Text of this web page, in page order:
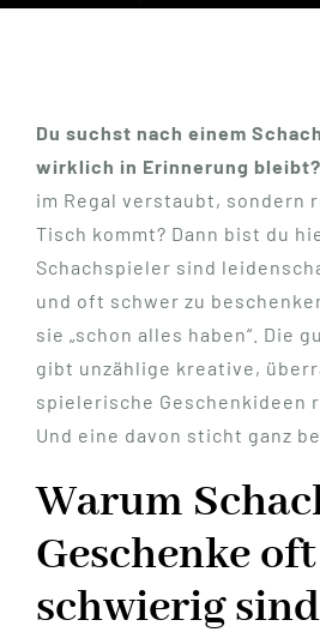
Du suchst nach einem
wirklich in Erinnerung bleibt?
im Regal verstaubt, sondern
Tisch kommt? Dann bist du
Schachspieler sind
und oft schwer zu
sie „schon alles haben“. Die
gibt unzählige kreative,
spielerische Geschenkideen
Und eine davon sticht ganz
Warum
Geschenke oft
schwierig sind